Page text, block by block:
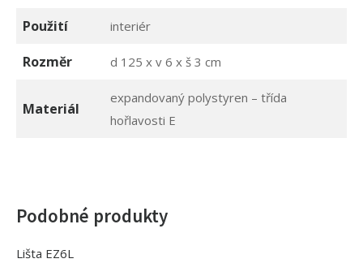
Použití interiér
Rozměr d 125 x v 6 x š 3 cm
Materiál
expandovaný polystyren – třída
hořlavosti E
Podobné produkty
Lišta EZ6L